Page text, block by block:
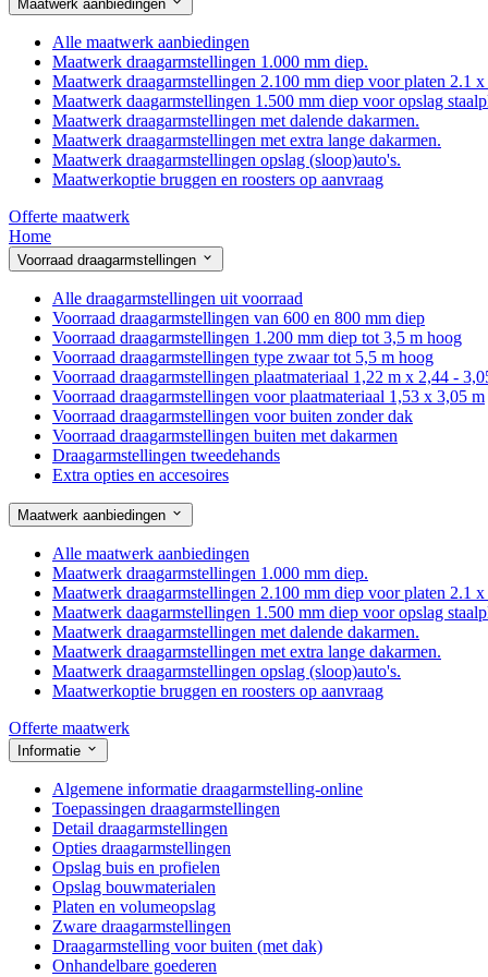
Maatwerk aanbiedingen
Alle maatwerk aanbiedingen
Maatwerk draagarmstellingen 1.000 mm diep.
Maatwerk draagarmstellingen 2.100 mm diep voor platen 2.1 x
Maatwerk daagarmstellingen 1.500 mm diep voor opslag
Maatwerk draagarmstellingen met dalende dakarmen.
Maatwerk draagarmstellingen met extra lange dakarmen.
Maatwerk draagarmstellingen opslag (sloop)auto's.
Maatwerkoptie bruggen en roosters op aanvraag
Offerte maatwerk
Home
Voorraad draagarmstellingen
Alle draagarmstellingen uit voorraad
Voorraad draagarmstellingen van 600 en 800 mm diep
Voorraad draagarmstellingen 1.200 mm diep tot 3,5 m hoog
Voorraad draagarmstellingen type zwaar tot 5,5 m hoog
Voorraad draagarmstellingen plaatmateriaal 1,22 m x 2,44 -
Voorraad draagarmstellingen voor plaatmateriaal 1,53 x 3,05 m
Voorraad draagarmstellingen voor buiten zonder dak
Voorraad draagarmstellingen buiten met dakarmen
Draagarmstellingen tweedehands
Extra opties en accesoires
Maatwerk aanbiedingen
Alle maatwerk aanbiedingen
Maatwerk draagarmstellingen 1.000 mm diep.
Maatwerk draagarmstellingen 2.100 mm diep voor platen 2.1 x
Maatwerk daagarmstellingen 1.500 mm diep voor opslag
Maatwerk draagarmstellingen met dalende dakarmen.
Maatwerk draagarmstellingen met extra lange dakarmen.
Maatwerk draagarmstellingen opslag (sloop)auto's.
Maatwerkoptie bruggen en roosters op aanvraag
Offerte maatwerk
Informatie
Algemene informatie draagarmstelling-online
Toepassingen draagarmstellingen
Detail draagarmstellingen
Opties draagarmstellingen
Opslag buis en profielen
Opslag bouwmaterialen
Platen en volumeopslag
Zware draagarmstellingen
Draagarmstelling voor buiten (met dak)
Onhandelbare goederen